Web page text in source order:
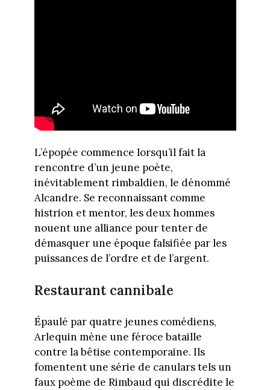
L’épopée commence lorsqu’il fait la
rencontre d’un jeune poète,
inévitablement rimbaldien, le dénommé
Alcandre. Se reconnaissant comme
histrion et mentor, les deux hommes
nouent une alliance pour tenter de
démasquer une époque falsifiée par les
puissances de l’ordre et de l’argent.
Restaurant cannibale
Épaulé par quatre jeunes comédiens,
Arlequin mène une féroce bataille
contre la bêtise contemporaine. Ils
fomentent une série de canulars tels un
faux poème de Rimbaud qui discrédite le